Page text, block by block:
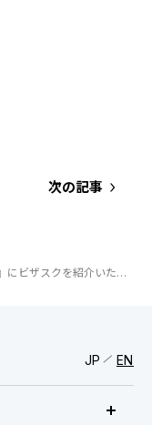
次の記事
『日経ヴェリタス』にビザスクを紹介いただきました
JP EN